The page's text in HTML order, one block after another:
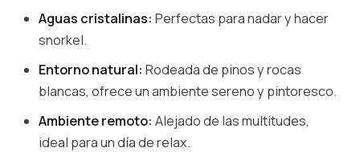
Aguas cristalinas: Perfectas para nadar y hacer
snorkel.
Entorno natural: Rodeada de pinos y rocas
blancas, ofrece un ambiente sereno y pintoresco.
Ambiente remoto: Alejado de las multitudes,
ideal para un día de relax.